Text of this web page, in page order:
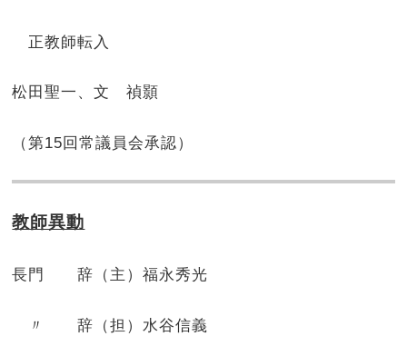
正教師転入
松田聖一、文 禎顥
（第15回常議員会承認）
教師異動
長門 辞（主）福永秀光
〃 辞（担）水谷信義